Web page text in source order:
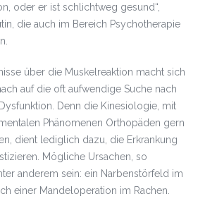
oder er ist schlichtweg gesund“,
die auch im Bereich Psychotherapie
über die Muskelreaktion macht sich
auf die oft aufwendige Suche nach
Denn die Kinesiologie, mit
Phänomenen Orthopäden gern
dient lediglich dazu, die Erkrankung
Mögliche Ursachen, so
anderem sein: ein Narbenstörfeld im
einer Mandeloperation im Rachen.